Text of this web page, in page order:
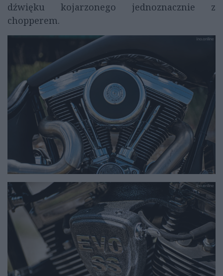
dźwięku kojarzonego jednoznacznie z
chopperem.